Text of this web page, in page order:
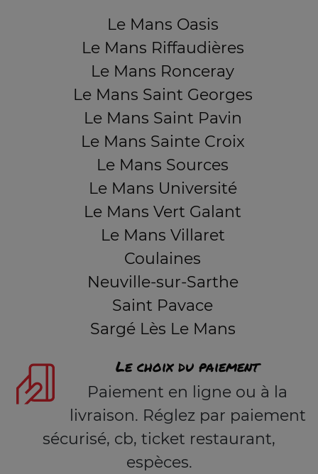
Le Mans Oasis
Le Mans Riffaudières
Le Mans Ronceray
Le Mans Saint Georges
Le Mans Saint Pavin
Le Mans Sainte Croix
Le Mans Sources
Le Mans Université
Le Mans Vert Galant
Le Mans Villaret
Coulaines
Neuville-sur-Sarthe
Saint Pavace
Sargé Lès Le Mans
Le choix du paiement
Paiement en ligne ou à la
livraison. Réglez par paiement
sécurisé, cb, ticket restaurant,
espèces.